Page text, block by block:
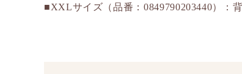
■XXLサイズ（品番：0849790203440）：